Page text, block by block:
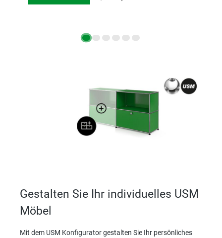
Gestalten Sie Ihr individuelles USM
Möbel
Mit dem USM Konfigurator gestalten Sie Ihr persönliches